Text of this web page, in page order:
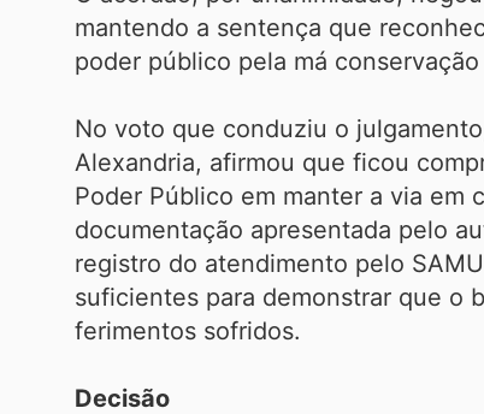
mantendo a sentença que
poder público pela má conservação
No voto que conduziu o
Alexandria, afirmou que ficou
Poder Público em manter a via em
documentação apresentada pelo
registro do atendimento pelo
suficientes para demonstrar que o
ferimentos sofridos.
Decisão